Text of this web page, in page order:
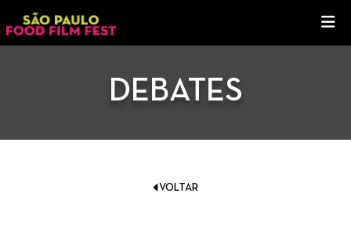
DEBATES
VOLTAR